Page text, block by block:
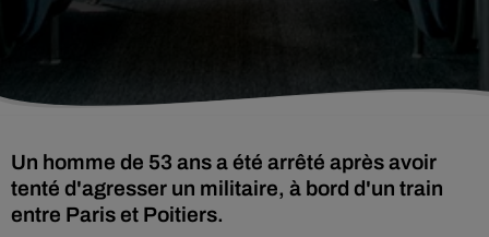
Un homme de 53 ans a été arrêté après avoir
tenté d'agresser un militaire, à bord d'un train
entre Paris et Poitiers.